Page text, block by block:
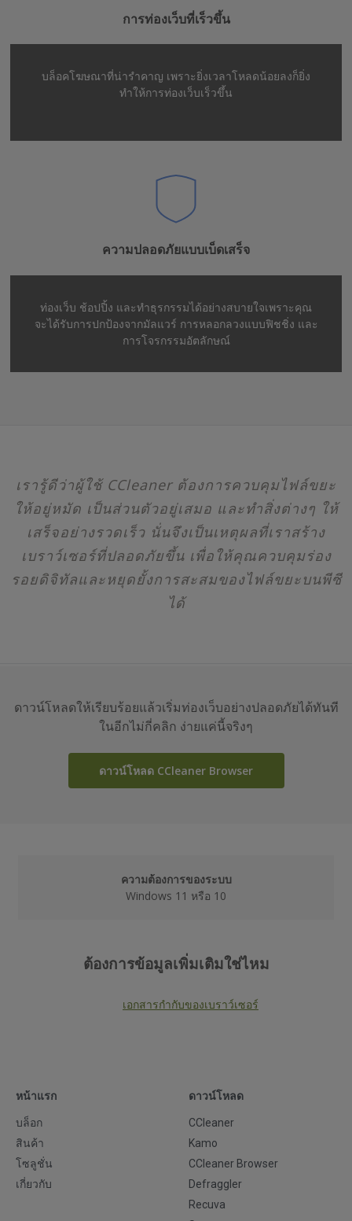
การท่องเว็บที่เร็วขึ้น
บล็อคโฆษณาที่น่ารำคาญ เพราะยิ่งเวลาโหลดน้อยลงก็ยิ่ง
ทำให้การท่องเว็บเร็วขึ้น
ความปลอดภัยแบบเบ็ดเสร็จ
ท่องเว็บ ช้อปปิ้ง และทำธุรกรรมได้อย่างสบายใจเพราะคุณ
จะได้รับการปกป้องจากมัลแวร์ การหลอกลวงแบบฟิชชิ่ง และ
การโจรกรรมอัตลักษณ์
เรารู้ดีว่าผู้ใช้ CCleaner ต้องการควบคุมไฟล์ขยะ
ให้อยู่หมัด เป็นส่วนตัวอยู่เสมอ และทำสิ่งต่างๆ ให้
เสร็จอย่างรวดเร็ว นั่นจึงเป็นเหตุผลที่เราสร้าง
เบราว์เซอร์ที่ปลอดภัยขึ้น เพื่อให้คุณควบคุมร่อง
รอยดิจิทัลและหยุดยั้งการสะสมของไฟล์ขยะบนพีซี
ได้
ดาวน์โหลดให้เรียบร้อยแล้วเริ่มท่องเว็บอย่างปลอดภัยได้ทันที
ในอีกไม่กี่คลิก ง่ายแค่นี้จริงๆ
ดาวน์โหลด CCleaner Browser
ความต้องการของระบบ
Windows 11 หรือ 10
ต้องการข้อมูลเพิ่มเติมใช่ไหม
เอกสารกำกับของเบราว์เซอร์
หน้าแรก
บล็อก
สินค้า
โซลูชั่น
เกี่ยวกับ
ดาวน์โหลด
CCleaner
Kamo
CCleaner Browser
Defraggler
Recuva